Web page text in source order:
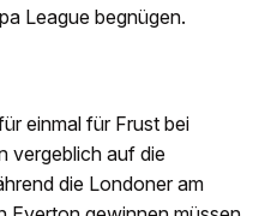
League begnügen.
einmal für Frust bei
vergeblich auf die
die Londoner am